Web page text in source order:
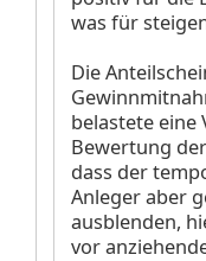
was für
Die
belastete eine
Bewertung
dass der
Anleger aber
ausblenden,
vor